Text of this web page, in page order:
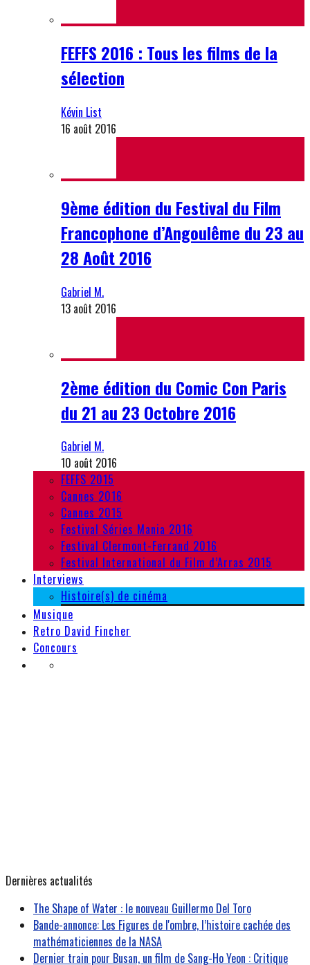
FEFFS 2016 : Tous les films de la
sélection
Kévin List
16 août 2016
9ème édition du Festival du Film
Francophone d’Angoulême du 23 au
28 Août 2016
Gabriel M.
13 août 2016
2ème édition du Comic Con Paris
du 21 au 23 Octobre 2016
Gabriel M.
10 août 2016
FEFFS 2015
Cannes 2016
Cannes 2015
Festival Séries Mania 2016
Festival Clermont-Ferrand 2016
Festival International du Film d’Arras 2015
Interviews
Histoire(s) de cinéma
Musique
Retro David Fincher
Concours
Dernières actualités
The Shape of Water : le nouveau Guillermo Del Toro
Bande-annonce: Les Figures de l'ombre, l’histoire cachée des
mathématiciennes de la NASA
Dernier train pour Busan, un film de Sang-Ho Yeon : Critique